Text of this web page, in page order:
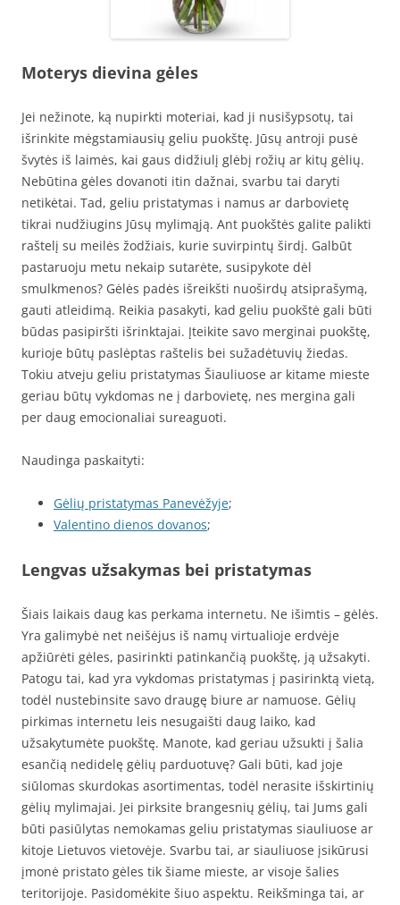
Moterys dievina gėles
Jei nežinote, ką nupirkti moteriai, kad ji nusišypsotų, tai
išrinkite mėgstamiausių geliu puokštę. Jūsų antroji pusė
švytės iš laimės, kai gaus didžiulį glėbį rožių ar kitų gėlių.
Nebūtina gėles dovanoti itin dažnai, svarbu tai daryti
netikėtai. Tad, geliu pristatymas i namus ar darbovietę
tikrai nudžiugins Jūsų mylimąją. Ant puokštės galite palikti
raštelį su meilės žodžiais, kurie suvirpintų širdį. Galbūt
pastaruoju metu nekaip sutarėte, susipykote dėl
smulkmenos? Gėlės padės išreikšti nuoširdų atsiprašymą,
gauti atleidimą. Reikia pasakyti, kad geliu puokštė gali būti
būdas pasipiršti išrinktajai. Įteikite savo merginai puokštę,
kurioje būtų paslėptas raštelis bei sužadėtuvių žiedas.
Tokiu atveju geliu pristatymas Šiauliuose ar kitame mieste
geriau būtų vykdomas ne į darbovietę, nes mergina gali
per daug emocionaliai sureaguoti.
Naudinga paskaityti:
Gėlių pristatymas Panevėžyje;
Valentino dienos dovanos;
Lengvas užsakymas bei pristatymas
Šiais laikais daug kas perkama internetu. Ne išimtis – gėlės.
Yra galimybė net neišėjus iš namų virtualioje erdvėje
apžiūrėti gėles, pasirinkti patinkančią puokštę, ją užsakyti.
Patogu tai, kad yra vykdomas pristatymas į pasirinktą vietą,
todėl nustebinsite savo draugę biure ar namuose. Gėlių
pirkimas internetu leis nesugaišti daug laiko, kad
užsakytumėte puokštę. Manote, kad geriau užsukti į šalia
esančią nedidelę gėlių parduotuvę? Gali būti, kad joje
siūlomas skurdokas asortimentas, todėl nerasite išskirtinių
gėlių mylimajai. Jei pirksite brangesnių gėlių, tai Jums gali
būti pasiūlytas nemokamas geliu pristatymas siauliuose ar
kitoje Lietuvos vietovėje. Svarbu tai, ar siauliuose įsikūrusi
įmonė pristato gėles tik šiame mieste, ar visoje šalies
teritorijoje. Pasidomėkite šiuo aspektu. Reikšminga tai, ar